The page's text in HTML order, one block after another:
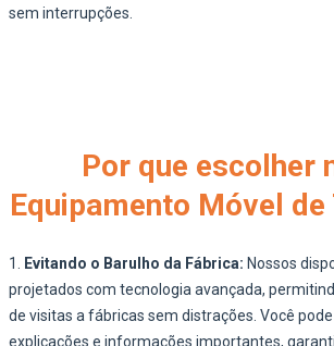
sem interrupções.
Por que escolher
Equipamento Móvel de
1. Evitando o Barulho da Fábrica: Nossos
projetados com tecnologia avançada,
de visitas a fábricas sem distrações. Você
explicações e informações importantes,